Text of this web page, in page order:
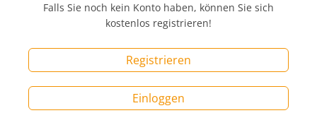
Falls Sie noch kein Konto haben, können Sie sich
kostenlos registrieren!
Registrieren
Einloggen